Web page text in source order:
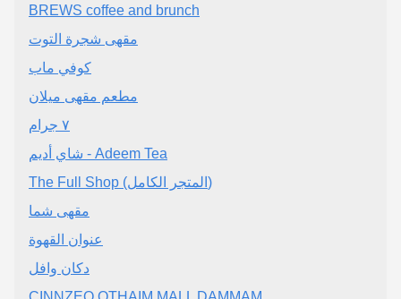
BREWS coffee and brunch
مقهى شجرة التوت
كوفي ماب
مطعم مقهى ميلان
٧ جرام
شاي أديم - Adeem Tea
The Full Shop (المتجر الكامل)
مقهى شما
عنوان القهوة
دكان وافل